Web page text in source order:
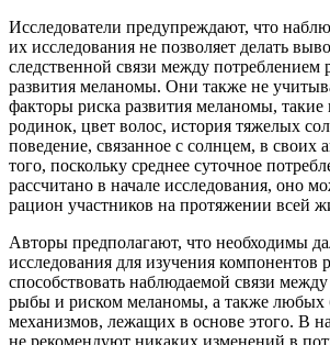
Исследователи предупреждают, что
их исследования не позволяет делать
следственной связи между
развития меланомы. Они также не
факторы риска развития меланомы, такие
родинок, цвет волос, история тяжелых
поведение, связанное с солнцем, в своих
того, поскольку среднее суточное
рассчитано в начале исследования, оно
рацион участников на протяжении всей
Авторы предполагают, что необходимы
исследования для изучения компонентов
способствовать наблюдаемой связи
рыбы и риском меланомы, а также любых
механизмов, лежащих в основе этого. В
не рекомендуют никаких изменений в